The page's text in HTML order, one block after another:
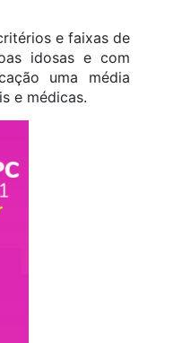
e faixas de
idosas e com
uma média
e médicas.